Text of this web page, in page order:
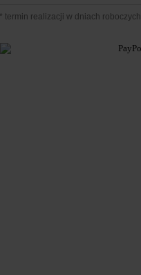
* termin realizacji w dniach roboczych